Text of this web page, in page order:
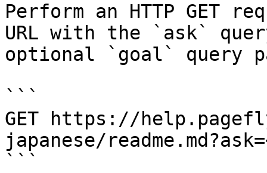
Perform an HTTP GET
URL with the `ask`
optional `goal` query
```
GET https://
japanese/
```